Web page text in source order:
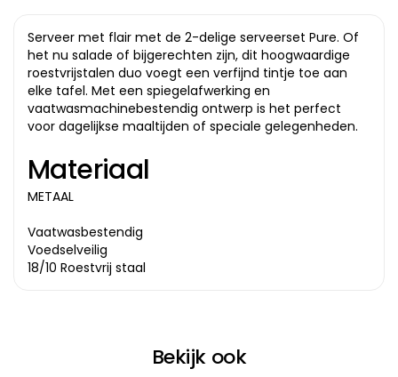
Serveer met flair met de 2-delige serveerset Pure. Of
het nu salade of bijgerechten zijn, dit hoogwaardige
roestvrijstalen duo voegt een verfijnd tintje toe aan
elke tafel. Met een spiegelafwerking en
vaatwasmachinebestendig ontwerp is het perfect
voor dagelijkse maaltijden of speciale gelegenheden.
Materiaal
METAAL
Vaatwasbestendig
Voedselveilig
18/10 Roestvrij staal
Bekijk ook